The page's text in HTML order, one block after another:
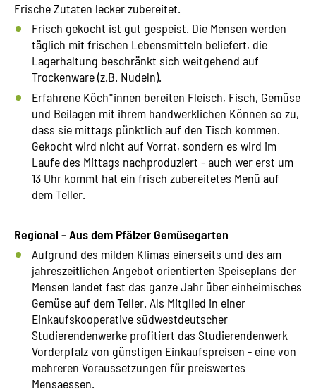
Frische Zutaten lecker zubereitet.
Frisch gekocht ist gut gespeist. Die Mensen werden
täglich mit frischen Lebensmitteln beliefert, die
Lagerhaltung beschränkt sich weitgehend auf
Trockenware (z.B. Nudeln).
Erfahrene Köch*innen bereiten Fleisch, Fisch, Gemüse
und Beilagen mit ihrem handwerklichen Können so zu,
dass sie mittags pünktlich auf den Tisch kommen.
Gekocht wird nicht auf Vorrat, sondern es wird im
Laufe des Mittags nachproduziert - auch wer erst um
13 Uhr kommt hat ein frisch zubereitetes Menü auf
dem Teller.
Regional - Aus dem Pfälzer Gemüsegarten
Aufgrund des milden Klimas einerseits und des am
jahreszeitlichen Angebot orientierten Speiseplans der
Mensen landet fast das ganze Jahr über einheimisches
Gemüse auf dem Teller. Als Mitglied in einer
Einkaufskooperative südwestdeutscher
Studierendenwerke profitiert das Studierendenwerk
Vorderpfalz von günstigen Einkaufspreisen - eine von
mehreren Voraussetzungen für preiswertes
Mensaessen.